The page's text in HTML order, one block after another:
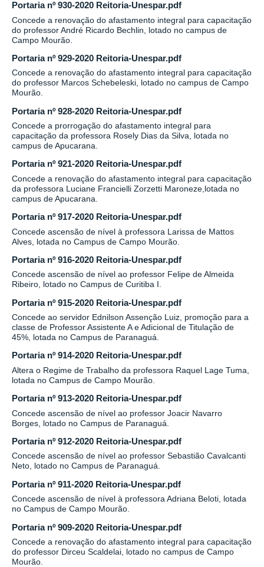
Portaria nº 930-2020 Reitoria-Unespar.pdf
Concede a renovação do afastamento integral para capacitação
do professor André Ricardo Bechlin, lotado no campus de
Campo Mourão.
Portaria nº 929-2020 Reitoria-Unespar.pdf
Concede a renovação do afastamento integral para capacitação
do professor Marcos Schebeleski, lotado no campus de Campo
Mourão.
Portaria nº 928-2020 Reitoria-Unespar.pdf
Concede a prorrogação do afastamento integral para
capacitação da professora Rosely Dias da Silva, lotada no
campus de Apucarana.
Portaria nº 921-2020 Reitoria-Unespar.pdf
Concede a renovação do afastamento integral para capacitação
da professora Luciane Francielli Zorzetti Maroneze,lotada no
campus de Apucarana.
Portaria nº 917-2020 Reitoria-Unespar.pdf
Concede ascensão de nível à professora Larissa de Mattos
Alves, lotada no Campus de Campo Mourão.
Portaria nº 916-2020 Reitoria-Unespar.pdf
Concede ascensão de nível ao professor Felipe de Almeida
Ribeiro, lotado no Campus de Curitiba I.
Portaria nº 915-2020 Reitoria-Unespar.pdf
Concede ao servidor Ednilson Assenção Luiz, promoção para a
classe de Professor Assistente A e Adicional de Titulação de
45%, lotada no Campus de Paranaguá.
Portaria nº 914-2020 Reitoria-Unespar.pdf
Altera o Regime de Trabalho da professora Raquel Lage Tuma,
lotada no Campus de Campo Mourão.
Portaria nº 913-2020 Reitoria-Unespar.pdf
Concede ascensão de nível ao professor Joacir Navarro
Borges, lotado no Campus de Paranaguá.
Portaria nº 912-2020 Reitoria-Unespar.pdf
Concede ascensão de nível ao professor Sebastião Cavalcanti
Neto, lotado no Campus de Paranaguá.
Portaria nº 911-2020 Reitoria-Unespar.pdf
Concede ascensão de nível à professora Adriana Beloti, lotada
no Campus de Campo Mourão.
Portaria nº 909-2020 Reitoria-Unespar.pdf
Concede a renovação do afastamento integral para capacitação
do professor Dirceu Scaldelai, lotado no campus de Campo
Mourão.